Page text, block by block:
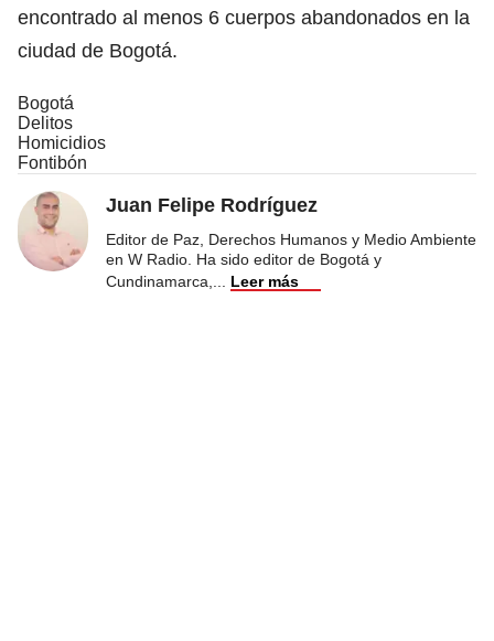
encontrado al menos 6 cuerpos abandonados en la
ciudad de Bogotá.
Bogotá
Delitos
Homicidios
Fontibón
Juan Felipe Rodríguez
Editor de Paz, Derechos Humanos y Medio Ambiente
en W Radio. Ha sido editor de Bogotá y
Cundinamarca,
Leer más